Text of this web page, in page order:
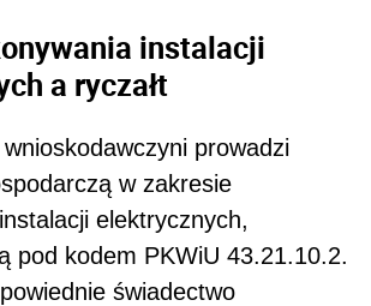
instalacji
a ryczałt
prowadzi
w zakresie
elektrycznych,
pod kodem PKWiU 43.21.10.2.
świadectwo